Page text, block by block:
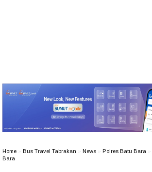
Home Bus Travel Tabrakan News Polres Batu Bara
Bara